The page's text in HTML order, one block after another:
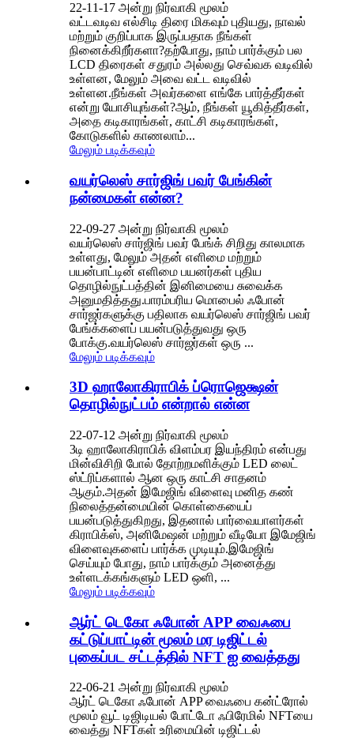
22-11-17 அன்று நிர்வாகி மூலம்
வட்டவடிவ எல்சிடி திரை மிகவும் புதியது, நாவல்
மற்றும் குறிப்பாக இருப்பதாக நீங்கள்
நினைக்கிறீர்களா?தற்போது, ​​நாம் பார்க்கும் பல
LCD திரைகள் சதுரம் அல்லது செவ்வக வடிவில்
உள்ளன, மேலும் அவை வட்ட வடிவில்
உள்ளன.நீங்கள் அவர்களை எங்கே பார்த்தீர்கள்
என்று யோசியுங்கள்?ஆம், நீங்கள் யூகித்தீர்கள்,
அதை கடிகாரங்கள், காட்சி கடிகாரங்கள்,
கோடுகளில் காணலாம்...
மேலும் படிக்கவும்
வயர்லெஸ் சார்ஜிங் பவர் பேங்கின்
நன்மைகள் என்ன?
22-09-27 அன்று நிர்வாகி மூலம்
வயர்லெஸ் சார்ஜிங் பவர் பேங்க் சிறிது காலமாக
உள்ளது, மேலும் அதன் எளிமை மற்றும்
பயன்பாட்டின் எளிமை பயனர்கள் புதிய
தொழில்நுட்பத்தின் இனிமையை சுவைக்க
அனுமதித்தது.பாரம்பரிய மொபைல் ஃபோன்
சார்ஜர்களுக்கு பதிலாக வயர்லெஸ் சார்ஜிங் பவர்
பேங்க்களைப் பயன்படுத்துவது ஒரு
போக்கு.வயர்லெஸ் சார்ஜர்கள் ஒரு ...
மேலும் படிக்கவும்
3D ஹாலோகிராபிக் ப்ரொஜெக்ஷன்
தொழில்நுட்பம் என்றால் என்ன
22-07-12 அன்று நிர்வாகி மூலம்
3டி ஹாலோகிராபிக் விளம்பர இயந்திரம் என்பது
மின்விசிறி போல் தோற்றமளிக்கும் LED லைட்
ஸ்ட்ரிப்களால் ஆன ஒரு காட்சி சாதனம்
ஆகும்.அதன் இமேஜிங் விளைவு மனித கண்
நிலைத்தன்மையின் கொள்கையைப்
பயன்படுத்துகிறது, இதனால் பார்வையாளர்கள்
கிராபிக்ஸ், அனிமேஷன் மற்றும் வீடியோ இமேஜிங்
விளைவுகளைப் பார்க்க முடியும்.இமேஜிங்
செய்யும் போது, ​​​​நாம் பார்க்கும் அனைத்து
உள்ளடக்கங்களும் LED ஒளி, ...
மேலும் படிக்கவும்
ஆர்ட் டெகோ ஃபோன் APP வைஃபை
கட்டுப்பாட்டின் மூலம் மர டிஜிட்டல்
புகைப்பட சட்டத்தில் NFT ஐ வைத்தது
22-06-21 அன்று நிர்வாகி மூலம்
ஆர்ட் டெகோ ஃபோன் APP வைஃபை கன்ட்ரோல்
மூலம் வூட் டிஜிடியல் போட்டோ ஃபிரேமில் NFTயை
வைத்து NFTகள் உரிமையின் டிஜிட்டல்